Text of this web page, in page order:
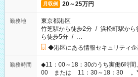
月収例 20～25万円
勤務地
東京都港区
竹芝駅から徒歩2分 / 浜松町駅から
ら徒歩5分 / …
◆港区にある情報セキュリティ企
勤務時間
◆11：00～18：30のうち実働6時間
00 または 11：30～18：30 。*。ブランクOK！。*。 例え